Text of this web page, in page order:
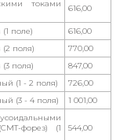
токами
616,00
поле)
616,00
поля)
770,00
поля)
847,00
(1 - 2 поля)
726,00
(3 - 4 поля) 1 001,00
форез) (1
544,00